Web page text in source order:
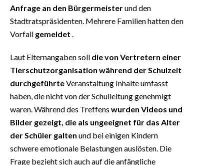
PUBBLICITÀ
SPIAGGE
STORE
Anfrage an den Bürgermeisterund den
Stadtratspräsidenten. Mehrere Familien hatten den
Vorfall gemeldet
Laut Elternangaben soll dievon Vertretern einer
Tierschutzorganisation während der Schulzeit
durchgeführteVeranstaltung Inhalte umfasst
haben, die nicht von der Schulleitung genehmigt
waren. Während des Treffens wurden Videos und
Bilder gezeigt, die als ungeeignet für das Alter
der Schüler galten und bei einigen Kindern
schwere emotionale Belastungen auslösten. Die
Frage bezieht sich auch auf die anfängliche